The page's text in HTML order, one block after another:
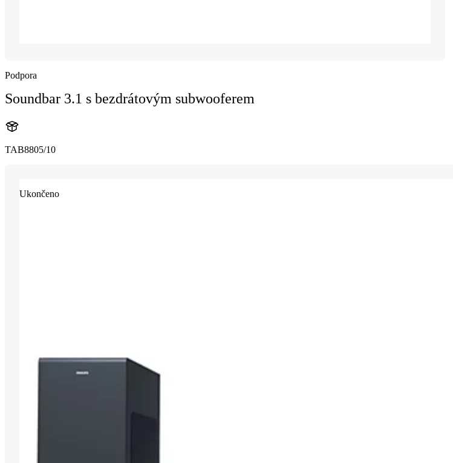
Podpora
Soundbar 3.1 s bezdrátovým subwooferem
TAB8805/10
Ukončeno